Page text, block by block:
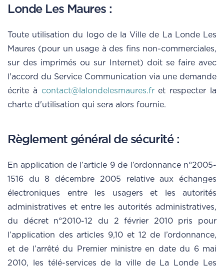
Londe Les Maures :
Toute utilisation du logo de la Ville de La Londe Les
Maures (pour un usage à des fins non-commerciales,
sur des imprimés ou sur Internet) doit se faire avec
l'accord du Service Communication via une demande
écrite à contact@lalondelesmaures.fret respecter la
charte d'utilisation qui sera alors fournie.
Règlement général de sécurité :
En application de l’article 9 de l’ordonnance n°2005-
1516 du 8 décembre 2005 relative aux échanges
électroniques entre les usagers et les autorités
administratives et entre les autorités administratives,
du décret n°2010-12 du 2 février 2010 pris pour
l’application des articles 9,10 et 12 de l’ordonnance,
et de l’arrêté du Premier ministre en date du 6 mai
2010, les télé-services de la ville de La Londe Les